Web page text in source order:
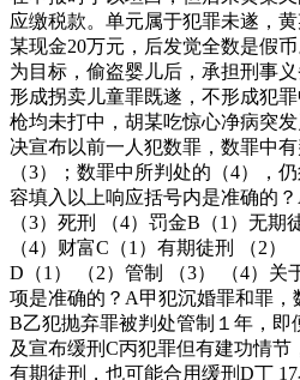
应缴税款。单元属于犯罪未遂，
某现金20万元，后发觉全数是假
为目标，偷盗婴儿后，承担刑事
形成拐卖儿童罪既遂，不形成犯
枪均未打中，胡某吃惊心净病突
决宣布以前一人犯数罪，数罪中
（3）；数罪中所判处的（4），
容填入以上响应括号内是准确的
（3）死刑 （4）罚金B（1）无期
（4）财富C（1）有期徒刑 （2）
D（1） （2）管制 （3） （4）关
项是准确的？A甲犯沉婚罪和罪，
B乙犯抛弃罪被判处管制１年，即
及宣布缓刑C丙犯罪但有建功情
有期徒刑，也可能合用缓刑D丁